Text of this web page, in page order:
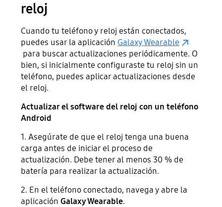
reloj
Cuando tu teléfono y reloj están conectados,
puedes usar la aplicación Galaxy Wearable
para buscar actualizaciones periódicamente. O
bien, si inicialmente configuraste tu reloj sin un
teléfono, puedes aplicar actualizaciones desde
el reloj.
Actualizar el software del reloj con un teléfono
Android
1. Asegúrate de que el reloj tenga una buena
carga antes de iniciar el proceso de
actualización. Debe tener al menos 30 % de
batería para realizar la actualización.
2. En el teléfono conectado, navega y abre la
aplicaciónGalaxy Wearable.